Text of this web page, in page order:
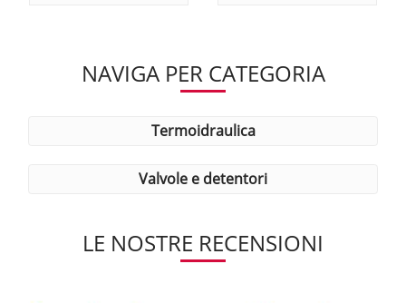
NAVIGA PER CATEGORIA
termoidraulica
valvole e detentori
LE NOSTRE RECENSIONI